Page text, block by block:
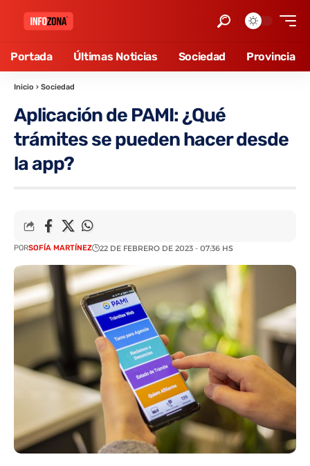
Portada Últimas Noticias Sociedad Provincia
Inicio › Sociedad
Aplicación de PAMI: ¿Qué
trámites se pueden hacer desde
la app?
PORSOFÍA MARTÍNEZ 22 DE FEBRERO DE 2023 - 07:36 HS